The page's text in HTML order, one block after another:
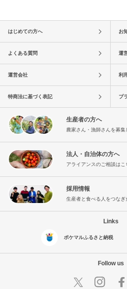
はじめての方へ お
よくある質問 運
運営会社 利
特商法に基づく表記 プ
生産者の方へ
農家さん・漁師さんを募集
法人・自治体の方へ
アライアンスのご相談はこ
採用情報
生産者と食べる人をつなぎ
Links
ポケマルふるさと納税
Follow us